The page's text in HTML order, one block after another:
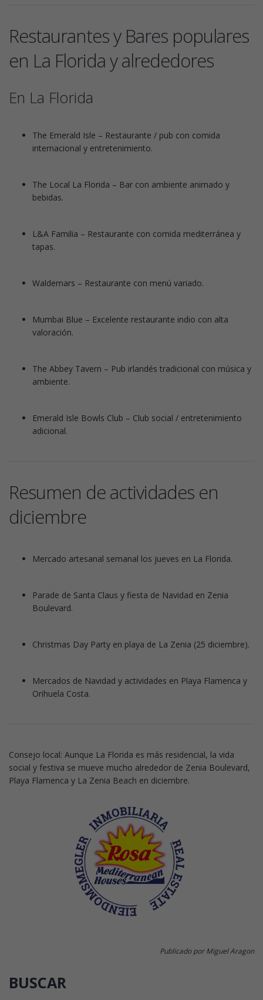
Restaurantes y Bares populares
en La Florida y alrededores
En La Florida
The Emerald Isle – Restaurante / pub con comida
internacional y entretenimiento.
The Local La Florida – Bar con ambiente animado y
bebidas.
L&A Familia – Restaurante con comida mediterránea y
tapas.
Waldemars – Restaurante con menú variado.
Mumbai Blue – Excelente restaurante indio con alta
valoración.
The Abbey Tavern – Pub irlandés tradicional con música y
ambiente.
Emerald Isle Bowls Club – Club social / entretenimiento
adicional.
Resumen de actividades en
diciembre
Mercado artesanal semanal los jueves en La Florida.
Parade de Santa Claus y fiesta de Navidad en Zenia
Boulevard.
Christmas Day Party en playa de La Zenia (25 diciembre).
Mercados de Navidad y actividades en Playa Flamenca y
Orihuela Costa.
Consejo local: Aunque La Florida es más residencial, la vida
social y festiva se mueve mucho alrededor de Zenia Boulevard,
Playa Flamenca y La Zenia Beach en diciembre.
Publicado por Miguel Aragon
BUSCAR